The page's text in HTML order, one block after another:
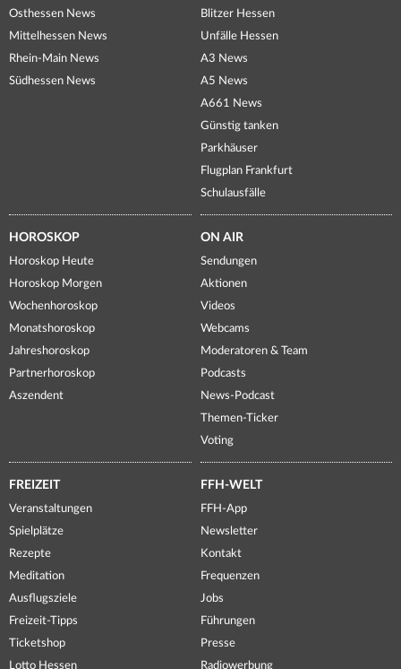
Osthessen News
Mittelhessen News
Rhein-Main News
Südhessen News
Blitzer Hessen
Unfälle Hessen
A3 News
A5 News
A661 News
Günstig tanken
Parkhäuser
Flugplan Frankfurt
Schulausfälle
HOROSKOP
Horoskop Heute
Horoskop Morgen
Wochenhoroskop
Monatshoroskop
Jahreshoroskop
Partnerhoroskop
Aszendent
ON AIR
Sendungen
Aktionen
Videos
Webcams
Moderatoren & Team
Podcasts
News-Podcast
Themen-Ticker
Voting
FREIZEIT
Veranstaltungen
Spielplätze
Rezepte
Meditation
Ausflugsziele
Freizeit-Tipps
Ticketshop
Lotto Hessen
FFH-WELT
FFH-App
Newsletter
Kontakt
Frequenzen
Jobs
Führungen
Presse
Radiowerbung